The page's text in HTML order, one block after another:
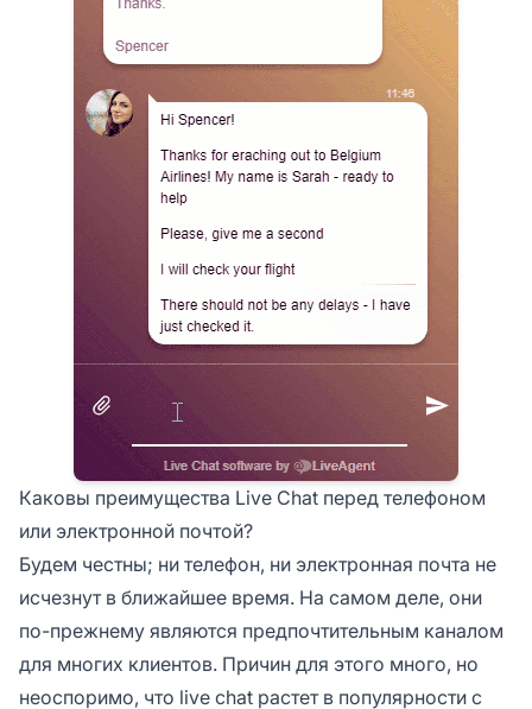
Каковы преимущества Live Chat перед телефоном
или электронной почтой?
Будем честны; ни телефон, ни электронная почта не
исчезнут в ближайшее время. На самом деле, они
по-прежнему являются предпочтительным каналом
для многих клиентов. Причин для этого много, но
неоспоримо, что live chat растет в популярности с